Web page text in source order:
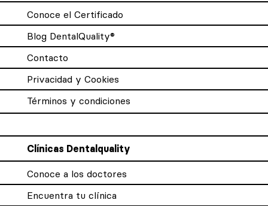
Conoce el Certificado
Blog DentalQuality®
Contacto
Privacidad y Cookies
Términos y condiciones
Clínicas Dentalquality
Conoce a los doctores
Encuentra tu clínica